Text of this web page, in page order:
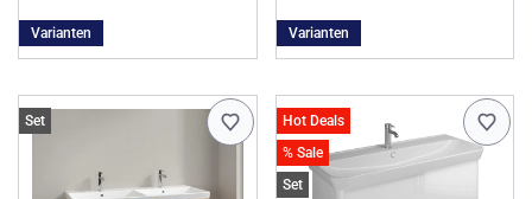
Varianten Varianten
Set
Hot Deals
% Sale
Set